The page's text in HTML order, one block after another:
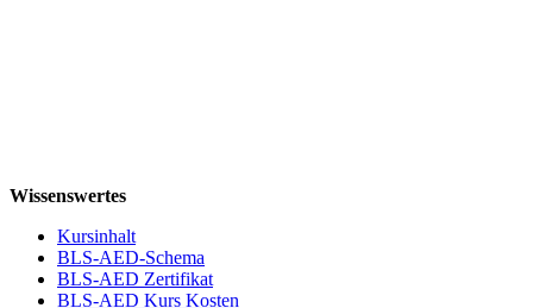
Wissenswertes
Kursinhalt
BLS-AED-Schema
BLS-AED Zertifikat
BLS-AED Kurs Kosten